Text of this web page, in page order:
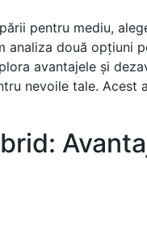
pentru mediu,
două opțiuni
avantajele și
nevoile tale. Acest